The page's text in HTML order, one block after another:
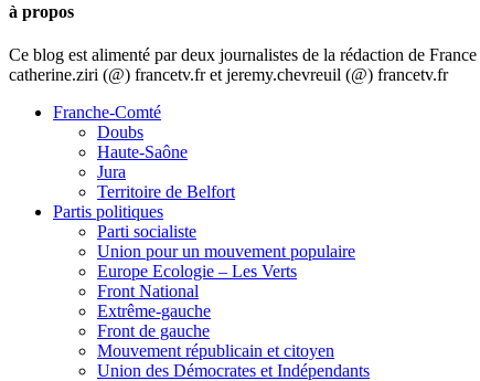
à propos
Ce blog est alimenté par deux journalistes de la rédaction de
catherine.ziri (@) francetv.fr et jeremy.chevreuil (@) francetv.fr
Franche-Comté
Doubs
Haute-Saône
Jura
Territoire de Belfort
Partis politiques
Parti socialiste
Union pour un mouvement populaire
Europe Ecologie – Les Verts
Front National
Extrême-gauche
Front de gauche
Mouvement républicain et citoyen
Union des Démocrates et Indépendants